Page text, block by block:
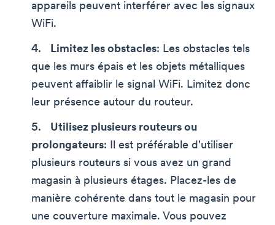
appareils peuvent interférer avec les signaux
WiFi.
Limitez les obstacles: Les obstacles tels
que les murs épais et les objets métalliques
peuvent affaiblir le signal WiFi. Limitez donc
leur présence autour du routeur.
Utilisez plusieurs routeurs ou
prolongateurs: Il est préférable d'utiliser
plusieurs routeurs si vous avez un grand
magasin à plusieurs étages. Placez-les de
manière cohérente dans tout le magasin pour
une couverture maximale. Vous pouvez